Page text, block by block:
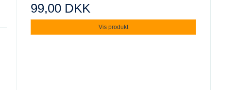
99,00 DKK
Vis produkt